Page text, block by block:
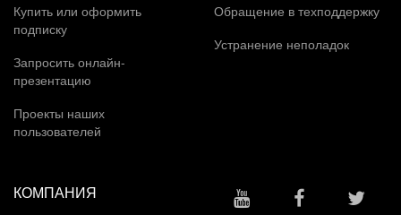
Купить или оформить
подписку
Запросить онлайн-
презентацию
Проекты наших
пользователей
Обращение в техподдержку
Устранение неполадок
КОМПАНИЯ